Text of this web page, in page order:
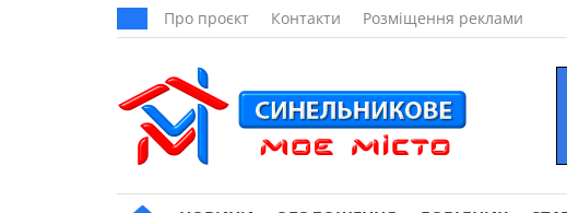
Про проєкт Контакти Розміщення реклами